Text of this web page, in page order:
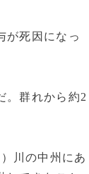
が死因になっ
。群れから約2
）川の中州にあ